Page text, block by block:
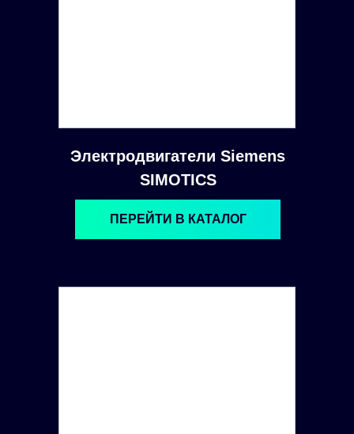
Электродвигатели Siemens
SIMOTICS
ПЕРЕЙТИ В КАТАЛОГ